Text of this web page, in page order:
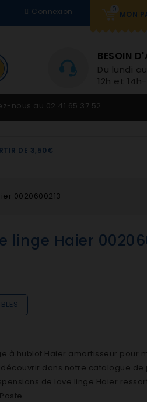
0
MON
Connexion
BESOIN
Du lundi
12h et
nous au 02 41 65 37 52
DE 3,50€
0020600213
linge Haier
à hublot Haier amortisseur pour
découvrir dans notre catalogue de
de lave linge Haier
.